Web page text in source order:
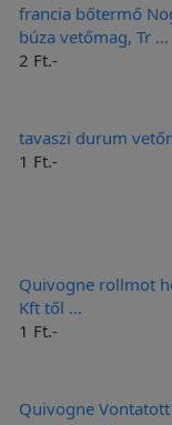
francia bőtermő
búza vetőmag, Tr ...
2 Ft.-
tavaszi durum
1 Ft.-
Quivogne rollmot
Kft től ...
1 Ft.-
Quivogne Vontatott